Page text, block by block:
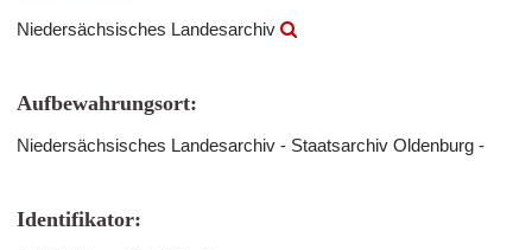
Niedersächsisches Landesarchiv
Aufbewahrungsort:
Niedersächsisches Landesarchiv - Staatsarchiv Oldenburg -
Identifikator: